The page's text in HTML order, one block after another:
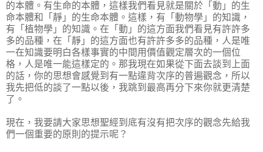
的本體。有生命的本體，這樣我們看見就是關於「動」的生
命本體和「靜」的生命本體。這樣，有「動物學」的知識，
有「植物學」的知識。在「動」的這方面我們看見有許許多
多的品種，在「靜」的這方面也有許許多多的品種，人是唯
一在知識要明白各樣事實的中間用價值觀定層次的一個位
格，人是唯一能這樣定的。那我現在如果從下面去談到上面
的話，你的思想會感覺到有一點違背次序的普遍觀念，所以
我先把低的談了一點以後，我跳到最高再分下來你就更清楚
了。
現在，我要請大家思想聖經到底有沒有把次序的觀念先給我
們一個重要的原則的提示呢？